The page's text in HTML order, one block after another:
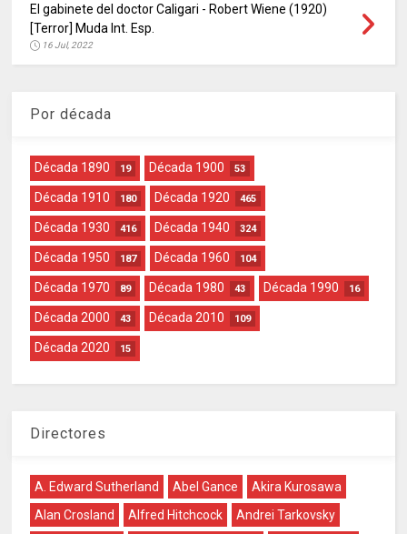
El gabinete del doctor Caligari - Robert Wiene (1920)
[Terror] Muda Int. Esp.
16 Jul, 2022
Por década
Década 1890 19 Década 1900 53
Década 1910 180 Década 1920 465
Década 1930 416 Década 1940 324
Década 1950 187 Década 1960 104
Década 1970 89 Década 1980 43 Década 1990 16
Década 2000 43 Década 2010 109
Década 2020 15
Directores
A. Edward Sutherland Abel Gance
Akira Kurosawa
Alan Crosland
Alfred Hitchcock
Andrei Tarkovsky